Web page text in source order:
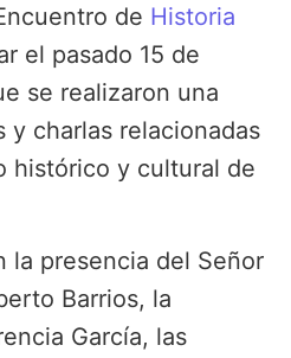
de Historia
el pasado 15 de
se realizaron una
y charlas relacionadas
histórico y cultural de
la presencia del Señor
Barrios, la
García, las